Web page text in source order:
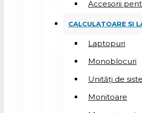
Accesorii
CALCULATOARE ȘI
Laptopuri
Monoblocuri
Unități de
Monitoare